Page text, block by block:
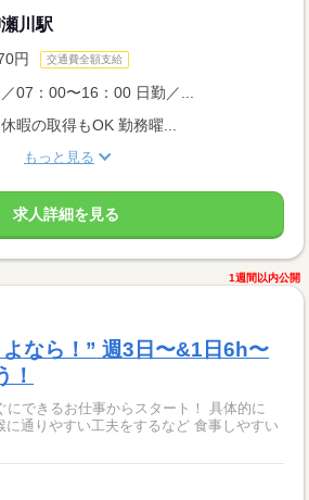
川駅
円 交通費全額支給
／07：00〜16：00 日勤／...
暇の取得もOK 勤務曜...
もっと見る
求人詳細を見る
1週間以内公開
なら！” 週3日〜&1日6h〜
！
きるお仕事からスタート！ 具体的に